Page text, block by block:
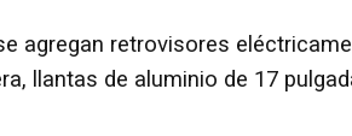
agregan retrovisores
llantas de aluminio de 17